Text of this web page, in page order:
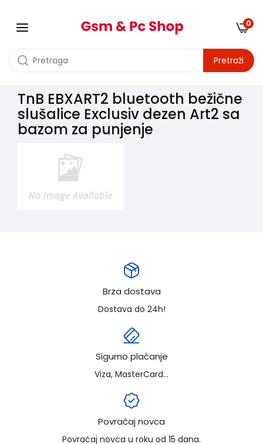
Pretraži
0
TnB EBXART2 bluetooth bežične
slušalice Exclusiv dezen Art2 sa
bazom za punjenje
Brza dostava
Dostava do 24h!
Sigurno plaćanje
Viza, MasterCard...
Povraćaj novca
Povraćaj novca u roku od 15 dana.